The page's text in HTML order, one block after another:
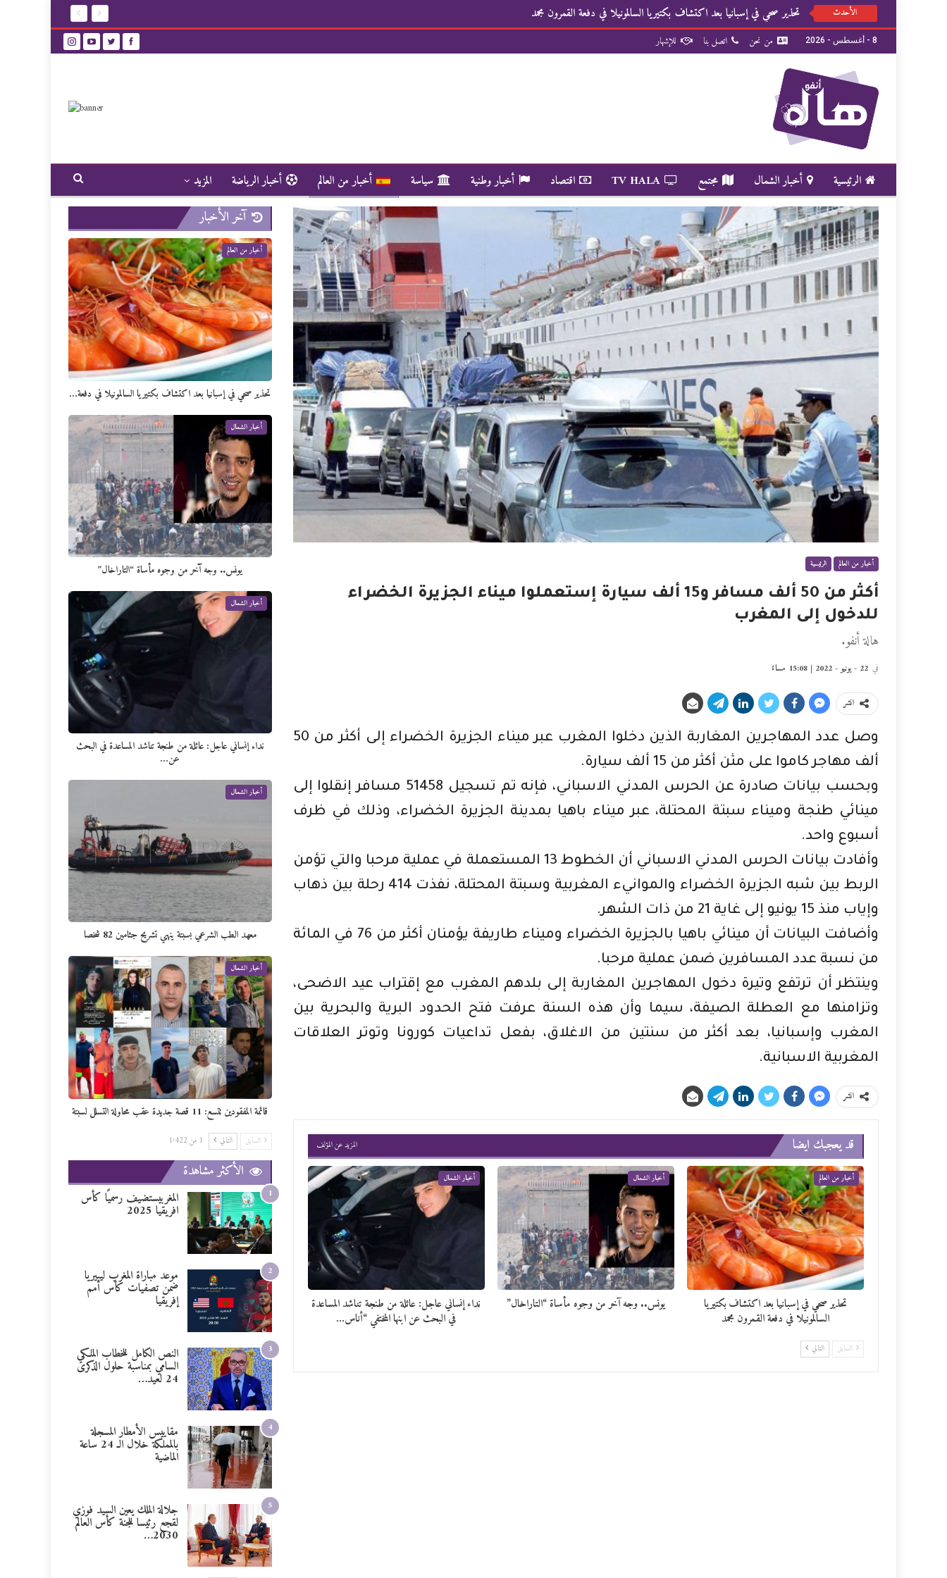
الأحدث تحذير صحي في إسبانيا بعد اكتشاف بكتيريا السالمونيلا في دفعة القمرون مجمد
8 - أغسطس - 2026 من نحن اتصل بنا للإشهار
الرئيسية أخبار الشمال مجتمع TV HALA اقتصاد أخبار وطنية سياسة أخبار من العالم أخبار الرياضة المزيد
أخبار من العالم الرئيسية
أكثر من 50 ألف مسافر و15 ألف سيارة إستعملوا ميناء الجزيرة الخضراء
للدخول إلى المغرب
هالة أنفو.
في 22 - يونيو - 2022 | 15:08 مساءً
انشر
وصل عدد المهاجرين المغاربة الذين دخلوا المغرب عبر ميناء الجزيرة الخضراء إلى أكثر من 50
ألف مهاجر كاموا على مثن أكثر من 15 ألف سيارة.
وبحسب بيانات صادرة عن الحرس المدني الاسباني، فإنه تم تسجيل 51458 مسافر إنقلوا إلى
مينائي طنجة وميناء سبتة المحتلة، عبر ميناء باهيا بمدينة الجزيرة الخضراء، وذلك في ظرف
أسبوع واحد.
وأفادت بيانات الحرس المدني الاسباني أن الخطوط 13 المستعملة في عملية مرحبا والتي تؤمن
الربط بين شبه الجزيرة الخضراء والموانيء المغربية وسبتة المحتلة، نفذت 414 رحلة بين ذهاب
وإياب منذ 15 يونيو إلى غاية 21 من ذات الشهر.
وأضافت البيانات أن مينائي باهيا بالجزيرة الخضراء وميناء طاريفة يؤمنان أكثر من 76 في المائة
من نسبة عدد المسافرين ضمن عملية مرحبا.
وينتظر أن ترتفع وتيرة دخول المهاجرين المغاربة إلى بلدهم المغرب مع إقتراب عيد الاضحى،
وتزامنها مع العطلة الصيفة، سيما وأن هذه السنة عرفت فتح الحدود البرية والبحرية بين
المغرب وإسبانيا، بعد أكثر من سنتين من الاغلاق، بفعل تداعيات كورونا وتوتر العلاقات
المغربية الاسبانية.
انشر
قد يعجبك ايضا المزيد عن المؤلف
أخبار من العالم
تحذير صحي في إسبانيا بعد اكتشاف بكتيريا
السالمونيلا في دفعة القمرون مجمد
أخبار الشمال
يونس.. وجه آخر من وجوه مأساة “التاراخال”
أخبار الشمال
نداء إنساني عاجل: عائلة من طنجة تناشد المساعدة
في البحث عن ابنها المختفي “أناس…
السابق التالي
آخر الأخبار
أخبار من العالم
تحذير صحي في إسبانيا بعد اكتشاف بكتيريا السالمونيلا في دفعة…
أخبار الشمال
يونس.. وجه آخر من وجوه مأساة “التاراخال”
أخبار الشمال
نداء إنساني عاجل: عائلة من طنجة تناشد المساعدة في البحث
عن…
أخبار الشمال
معهد الطب الشرعي بسبتة ينهي تشريح جثامين 82 شخصا
أخبار الشمال
قائمة المفقودين تتسع: 11 قصة جديدة عقب محاولة التسلل لسبتة
السابق التالي 1 من 1٬422
الأكثر مشاهدة
1 المغربيستضيف رسميًا كأس
افريقيا 2025
2 موعد مباراة المغرب ليبيريا
ضمن تصفيات كأس أمم
إفريقيا
3 النص الكامل للخطاب الملكي
السامي بمناسبة حلول الذكرى
24 لعيد…
4 مقاييس الأمطار المسجلة
بالمملكة خلال الـ 24 ساعة
الماضية
5 جلالة الملك يعين السيد فوزي
لقجع رئيسا للجنة كأس العالم
2030…